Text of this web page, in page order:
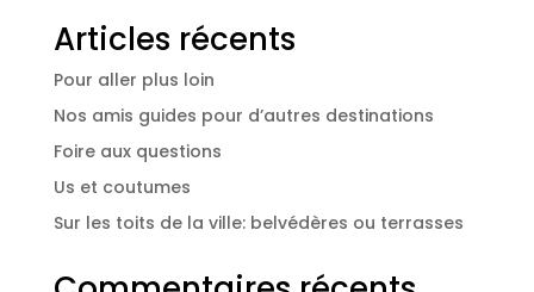
Articles récents
Pour aller plus loin
Nos amis guides pour d’autres destinations
Foire aux questions
Us et coutumes
Sur les toits de la ville: belvédères ou terrasses